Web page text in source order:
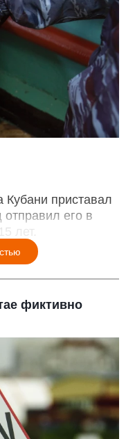
Кубани приставал
его в
лет.
фиктивно